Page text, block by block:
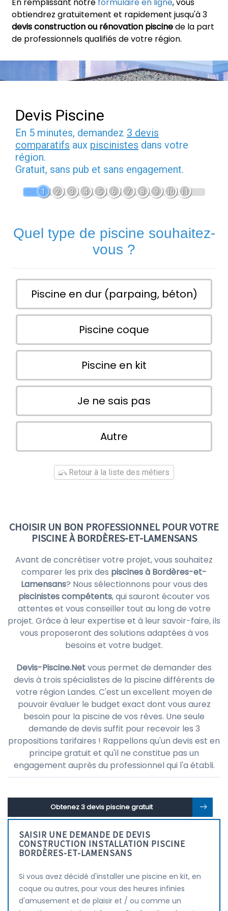
obtiendrez gratuitement et rapidement jusqu'à 3
devis construction ou rénovation piscinede la part
de professionnels qualifiés de votre région.
Devis Piscine
En 5 minutes, demandez 3 devis
comparatifs aux piscinistes dans votre
région.
Gratuit, sans pub et sans engagement.
1 2 3 4 5 6 7 8 9 10 11
Quel type de piscine souhaitez-
vous ?
Piscine en dur (parpaing, béton)
Piscine coque
Piscine en kit
Je ne sais pas
Autre
Retour à la liste des métiers
CHOISIR UN BON PROFESSIONNEL POUR VOTRE
PISCINE À BORDÈRES-ET-LAMENSANS
Avant de concrétiser votre projet, vous souhaitez
comparer les prix des piscines à Bordères-et-
Lamensans? Nous sélectionnons pour vous des
piscinistes compétents, qui sauront écouter vos
attentes et vous conseiller tout au long de votre
projet. Grâce à leur expertise et à leur savoir-faire, ils
vous proposeront des solutions adaptées à vos
besoins et votre budget.
Devis-Piscine.Netvous permet de demander des
devis à trois spécialistes de la piscine différents de
votre région Landes. C'est un excellent moyen de
pouvoir évaluer le budget exact dont vous aurez
besoin pour la piscine de vos rêves. Une seule
demande de devis suffit pour recevoir les 3
propositions tarifaires ! Rappellons qu'un devis est en
principe gratuit et qu'il ne constitue pas un
engagement auprès du professionnel qui l'a établi.
Obtenez 3 devis piscine gratuit
SAISIR UNE DEMANDE DE DEVIS
CONSTRUCTION INSTALLATION PISCINE
BORDÈRES-ET-LAMENSANS
Si vous avez décidé d'installer une piscine en kit, en
coque ou autres, pour vous des heures infinies
d'amusement et de plaisir et / ou comme un